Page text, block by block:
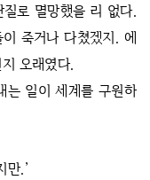
로 멸망했을 리 없다.
죽거나 다쳤겠지. 에
오래였다.
는 일이 세계를 구원하
만.’